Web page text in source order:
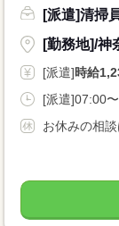
[派遣]清掃
[勤務地]/神
[派遣]時給
[派遣]07:00
お休みの相